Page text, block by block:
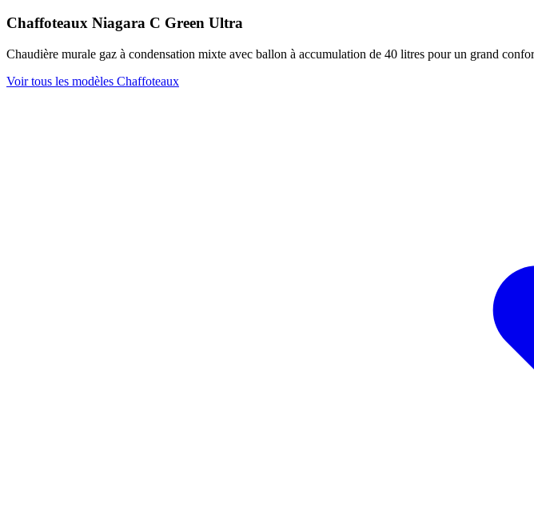
Chaffoteaux Niagara C Green Ultra
Chaudière murale gaz à condensation mixte avec ballon à accumulation de 40 litres pour un grand
Voir tous les modèles Chaffoteaux